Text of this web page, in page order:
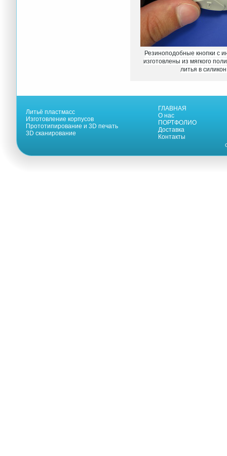
Резиноподобные кнопки с
изготовлены из мягкого
литья в
Литьё пластмасс
Изготовление корпусов
Прототипирование и 3D печать
3D сканирование
ГЛАВНАЯ
О нас
ПОРТФОЛИО
Доставка
Контакты